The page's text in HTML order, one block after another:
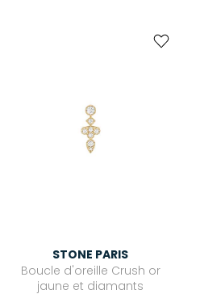
STONE PARIS
Boucle d'oreille Crush or
jaune et diamants